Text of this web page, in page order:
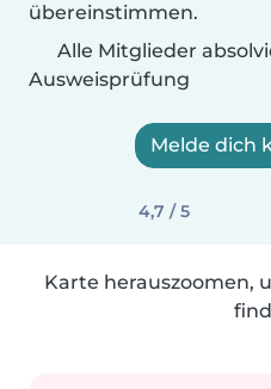
übereinstimmen.
Alle Mitglieder
Ausweisprüfung
Melde dich
4,7 / 5
Karte herauszoomen,